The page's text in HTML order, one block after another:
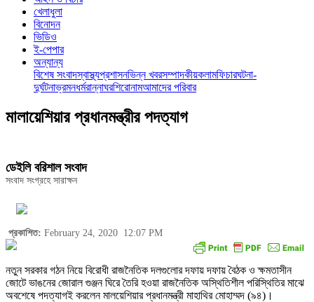
খেলাধুলা
বিনোদন
ভিডিও
ই-পেপার
অন্যান্য
বিশেষ সংবাদস্বাস্থ্যপ্রশাসনভিন্ন খবরসম্পাদকীয়কলামফিচারঘটনা-
দুর্ঘটনাভ্রমনধর্মরান্নাঘরশিরোনামআমাদের পরিবার
মালায়েশিয়ার প্রধানমন্ত্রীর পদত্যাগ
ডেইলি বরিশাল সংবাদ
সংবাদ সংগ্রহে সারাক্ষন
প্রকাশিত: February 24, 2020 12:07 PM
নতুন সরকার গঠন নিয়ে বিরোধী রাজনৈতিক দলগুলোর দফায় দফায় বৈঠক ও ক্ষমতাসীন
জোটে ভাঙনের জোরাল গুঞ্জন ঘিরে তৈরি হওয়া রাজনৈতিক অস্থিতিশীল পরিস্থিতির মাঝে
অবশেষে পদত্যাগই করলেন মালয়েশিয়ার প্রধানমন্ত্রী মাহাথির মোহাম্মদ (৯৪)।